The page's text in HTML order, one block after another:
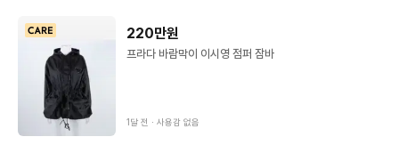
220만원
프라다 바람막이 이시영 점퍼 잠바
1달 전 ∙ 사용감 없음